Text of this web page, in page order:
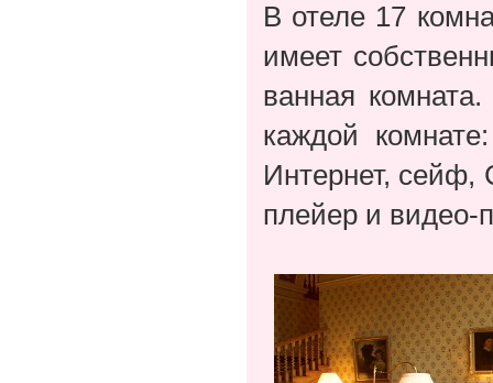
В отеле 17
имеет
ванная
каждой
Интернет, сейф,
плейер и видео-